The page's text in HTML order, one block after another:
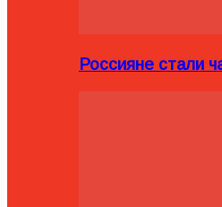
Россияне стали